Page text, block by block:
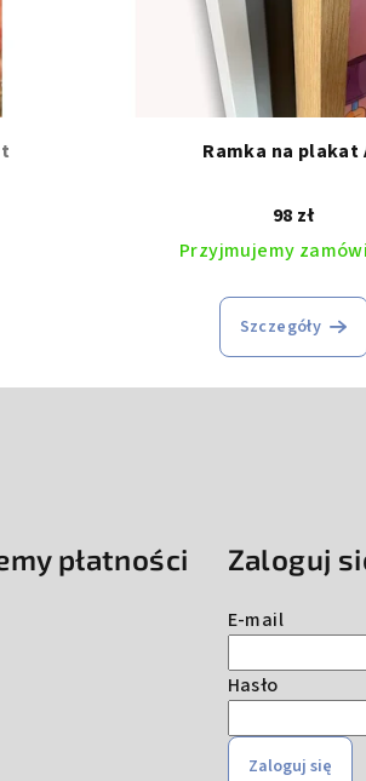
na płótnie
kolorów i emocji
rysowania ołówkiem
- Malowana japońska elegancja
Ramka na plakat
98 zł
Przyjmujemy
Szczegóły
płatności
Zaloguj
E-mail
Hasło
Zaloguj się